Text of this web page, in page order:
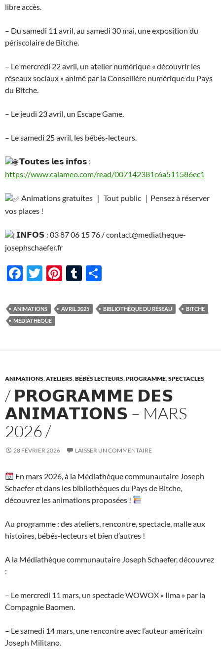
libre accès.
– Du samedi 11 avril, au samedi 30 mai, une exposition du
périscolaire de Bitche.
– Le mercredi 22 avril, un atelier numérique « découvrir les
réseaux sociaux » animé par la Conseillère numérique du Pays
du Bitche.
– Le jeudi 23 avril, un Escape Game.
– Le samedi 25 avril, les bébés-lecteurs.
𝗧𝗼𝘂𝘁𝗲𝘀 𝗹𝗲𝘀 𝗶𝗻𝗳𝗼𝘀 :
https://www.calameo.com/read/007142381c6a511586ec1
Animations gratuites ｜ Tout public ｜Pensez à réserver
vos places !
𝗜𝗡𝗙𝗢𝗦 : 03 87 06 15 76 / contact@mediatheque-
josephschaefer.fr
F
e
b
o
T
itt
er
Pi
er
es
T
m
bl
ta
g
ANIMATIONS AVRIL 2025 BIBLIOTHÈQUE DU RÉSEAU
BITCHE
MEDIATHEQUE
ANIMATIONS,ATELIERS,BÉBÉS LECTEURS,PROGRAMME,SPECTACLES
/ 𝗣𝗥𝗢𝗚𝗥𝗔𝗠𝗠𝗘 𝗗𝗘𝗦
𝗔𝗡𝗜𝗠𝗔𝗧𝗜𝗢𝗡𝗦 – MARS
2026 /
28 FÉVRIER 2026 LAISSER UN COMMENTAIRE
En mars 2026, à la Médiathèque communautaire Joseph
Schaefer et dans les bibliothèques du Pays de Bitche,
découvrez les animations proposées !
Au programme : des ateliers, rencontre, spectacle, malle aux
histoires, bébés-lecteurs et bien d’autres !
A la Médiathèque communautaire Joseph Schaefer, découvrez
:
– Le mercredi 11 mars, un spectacle WOWOX « Ilma » par la
Compagnie Baomen.
– Le samedi 14 mars, une rencontre avec l’auteur américain
Joseph Militano.